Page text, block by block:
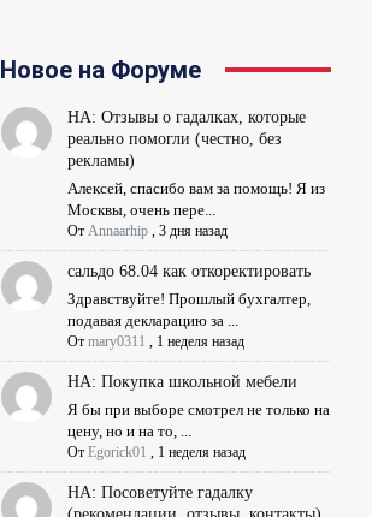
Новое на Форуме
НА: Отзывы о гадалках, которые
реально помогли (честно, без
рекламы)
Алексей, спасибо вам за помощь! Я из
Москвы, очень пере...
От Annaarhip, 3 дня назад
сальдо 68.04 как откоректировать
Здравствуйте! Прошлый бухгалтер,
подавая декларацию за ...
От mary0311 1 неделя назад
НА: Покупка школьной мебели
Я бы при выборе смотрел не только на
цену, но и на то, ...
От Egorick01 1 неделя назад
НА: Посоветуйте гадалку